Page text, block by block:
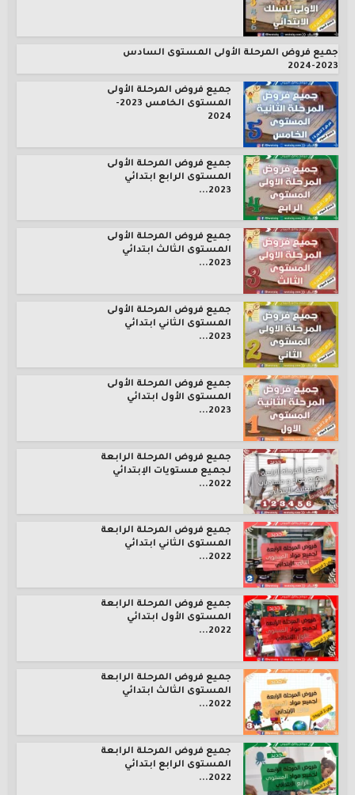
جميع فروض المرحلة الأولى المستوى السادس
2023-2024
جميع فروض المرحلة الأولى
المستوى الخامس 2023-
2024
جميع فروض المرحلة الأولى
المستوى الرابع ابتدائي
2023...
جميع فروض المرحلة الأولى
المستوى الثالث ابتدائي
2023...
جميع فروض المرحلة الأولى
المستوى الثاني ابتدائي
2023...
جميع فروض المرحلة الأولى
المستوى الأول ابتدائي
2023...
جميع فروض المرحلة الرابعة
لجميع مستويات الإبتدائي
2022...
جميع فروض المرحلة الرابعة
المستوى الثاني ابتدائي
2022...
جميع فروض المرحلة الرابعة
المستوى الأول ابتدائي
2022...
جميع فروض المرحلة الرابعة
المستوى الثالث ابتدائي
2022...
جميع فروض المرحلة الرابعة
المستوى الرابع ابتدائي
2022...